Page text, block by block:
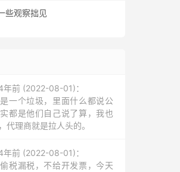
些观察拙见
年前 (2022-08-01)：
一个垃圾，里面什么都说公
都是他们自己说了算，我也
代理商就是拉人头的。
年前 (2022-08-01)：
税漏税，不给开发票，今天